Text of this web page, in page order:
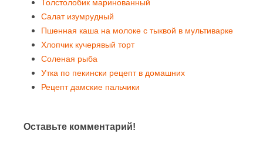
Толстолобик маринованный
Салат изумрудный
Пшенная каша на молоке с тыквой в мультиварке
Хлопчик кучерявый торт
Соленая рыба
Утка по пекински рецепт в домашних
Рецепт дамские пальчики
Оставьте комментарий!